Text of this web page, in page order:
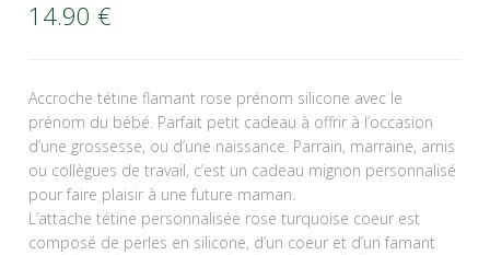
14.90 €
Accroche tétine flamant rose prénom silicone avec le
prénom du bébé. Parfait petit cadeau à offrir à l’occasion
d’une grossesse, ou d’une naissance. Parrain, marraine, amis
ou collègues de travail, c’est un cadeau mignon personnalisé
pour faire plaisir à une future maman.
L’attache tétine personnalisée rose turquoise coeur est
composé de perles en silicone, d’un coeur et d’un famant